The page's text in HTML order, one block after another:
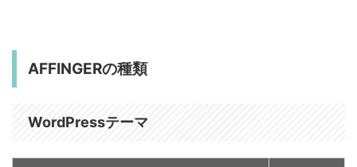
AFFINGERの種類
WordPressテーマ